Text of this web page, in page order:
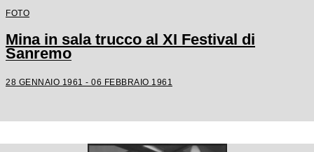
FOTO
Mina in sala trucco al XI Festival di
Sanremo
28 GENNAIO 1961 - 06 FEBBRAIO 1961